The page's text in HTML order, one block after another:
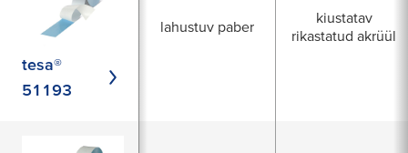
tesa®
51193
lahustuv paber
kiustatav
rikastatud akrüül